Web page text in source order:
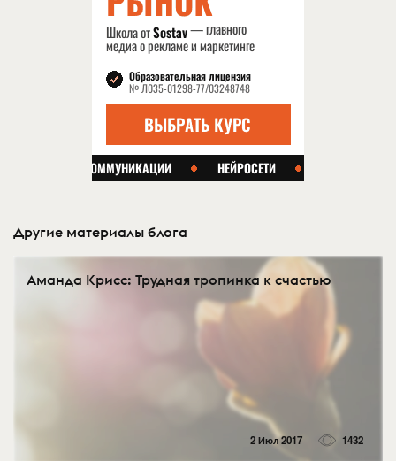
Другие материалы блога
Аманда Крисс: Трудная тропинка к счастью
2 Июл 2017 1432